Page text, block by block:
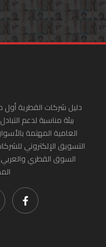
دليل شركات القطرية
بيئة مناسبة لدعم
العامية المهتمة
التسويق الإلكتروني
السوق القطري